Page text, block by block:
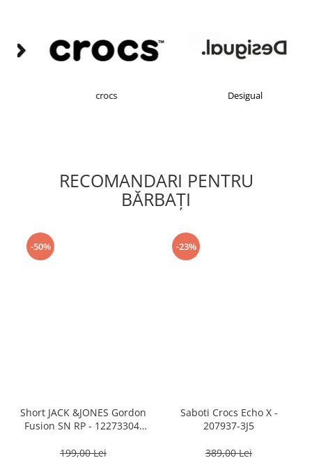
crocs Desigual
RECOMANDARI PENTRU
BĂRBAŢI
-50%
Short JACK &JONES Gordon
Fusion SN RP - 12273304-
199,00 Lei
-23%
Saboti Crocs Echo X -
207937-3J5
389,00 Lei